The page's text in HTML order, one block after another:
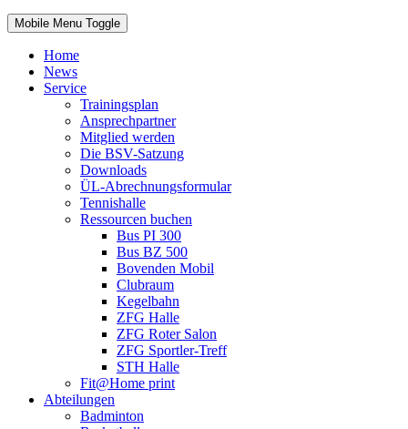
Mobile Menu Toggle
Home
News
Service
Trainingsplan
Ansprechpartner
Mitglied werden
Die BSV-Satzung
Downloads
ÜL-Abrechnungsformular
Tennishalle
Ressourcen buchen
Bus PI 300
Bus BZ 500
Bovenden Mobil
Clubraum
Kegelbahn
ZFG Halle
ZFG Roter Salon
ZFG Sportler-Treff
STH Halle
Fit@Home print
Abteilungen
Badminton